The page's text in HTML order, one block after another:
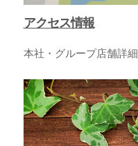
アクセス情報
本社・グループ店舗詳細